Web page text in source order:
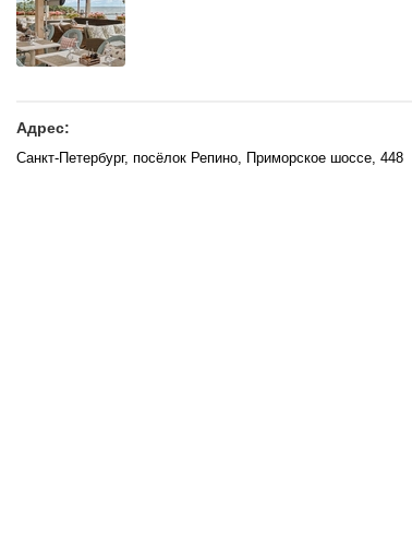
Адрес:
Санкт-Петербург, посёлок Репино, Приморское шоссе, 448